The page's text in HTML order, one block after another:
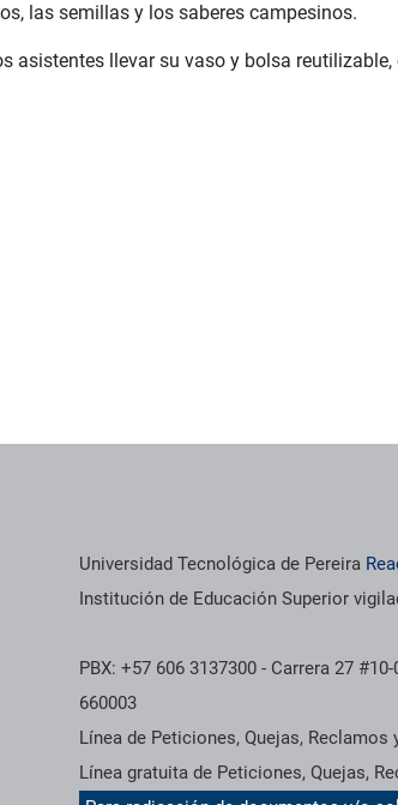
las semillas y los saberes campesinos.
asistentes llevar su vaso y bolsa
Universidad Tecnológica de Pereira
Institución de Educación Superior
PBX: +57 606 3137300 - Carrera 27
660003
Línea de Peticiones, Quejas,
Línea gratuita de Peticiones, Quejas,